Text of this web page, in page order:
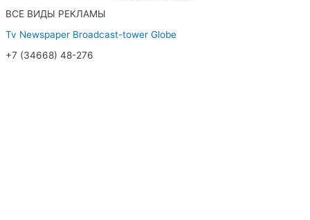
ВСЕ ВИДЫ РЕКЛАМЫ
Tv Newspaper Broadcast-tower Globe
+7 (34668) 48-276